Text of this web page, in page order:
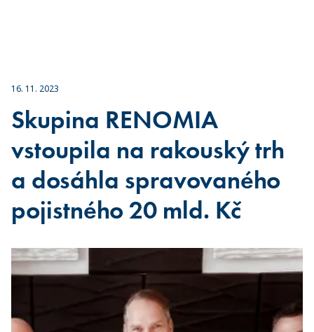
16. 11. 2023
Skupina RENOMIA
vstoupila na rakouský trh
a dosáhla spravovaného
pojistného 20 mld. Kč